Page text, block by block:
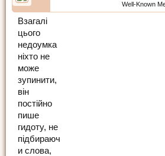
Well-Known
Взагалі
цього
недоумка
ніхто не
може
зупинити,
він
постійно
пише
гидоту, не
підбираюч
и слова,